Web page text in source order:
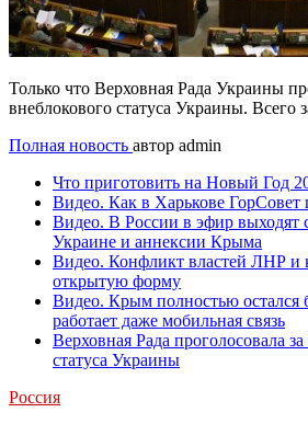
Только что Верховная Рада Украины
внеблокового статуса Украины. Всего
Полная новость автор admin
Что приготовить на Новый Год
Видео. Как в Харькове ГорСовет
Видео. В России в эфир выходят
Украине и аннексии Крыма
Видео. Конфликт властей ЛНР и
открытую форму
Видео. Крым полностью остался
работает даже мобильная связь
Верховная Рада проголосовала
статуса Украины
Россия